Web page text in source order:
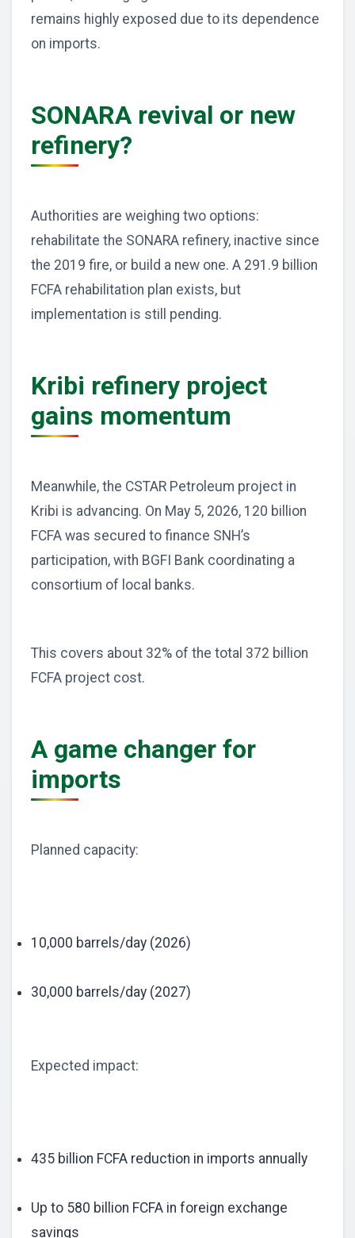
remains highly exposed due to its dependence
on imports.
SONARA revival or new
refinery?
Authorities are weighing two options:
rehabilitate the SONARA refinery, inactive since
the 2019 fire, or build a new one. A 291.9 billion
FCFA rehabilitation plan exists, but
implementation is still pending.
Kribi refinery project
gains momentum
Meanwhile, the CSTAR Petroleum project in
Kribi is advancing. On May 5, 2026, 120 billion
FCFA was secured to finance SNH’s
participation, with BGFI Bank coordinating a
consortium of local banks.
This covers about 32% of the total 372 billion
FCFA project cost.
A game changer for
imports
Planned capacity:
10,000 barrels/day (2026)
30,000 barrels/day (2027)
Expected impact:
435 billion FCFA reduction in imports annually
Up to 580 billion FCFA in foreign exchange
savings